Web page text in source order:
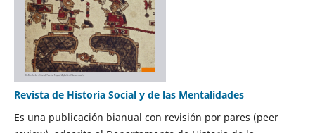
Revista de Historia Social y de las Mentalidades
Es una publicación bianual con revisión por pares (peer